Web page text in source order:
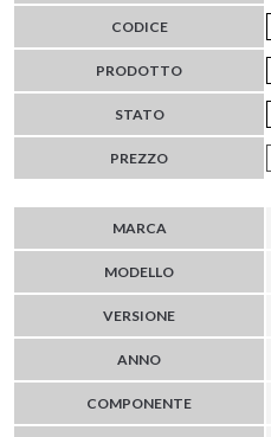
CODICE
PRODOTTO
STATO
PREZZO
MARCA
MODELLO
VERSIONE
ANNO
COMPONENTE